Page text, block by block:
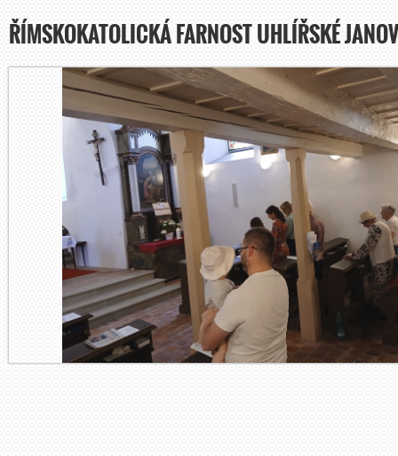
ŘÍMSKOKATOLICKÁ FARNOST UHLÍŘSKÉ